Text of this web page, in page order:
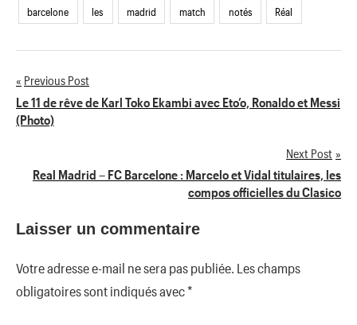
barcelone les madrid match notés Réal
Navigation
de
Previous Post
Le 11 de rêve de Karl Toko Ekambi avec Eto’o, Ronaldo et Messi
(Photo)
Next Post
Real Madrid – FC Barcelone : Marcelo et Vidal titulaires, les
compos officielles du Clasico
Laisser un commentaire
Votre adresse e-mail ne sera pas publiée. Les champs
obligatoires sont indiqués avec*